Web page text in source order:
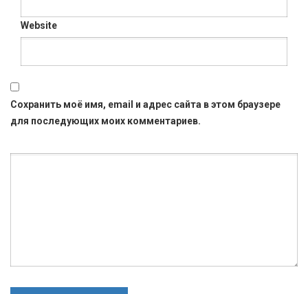
Website
Сохранить моё имя, email и адрес сайта в этом браузере
для последующих моих комментариев.